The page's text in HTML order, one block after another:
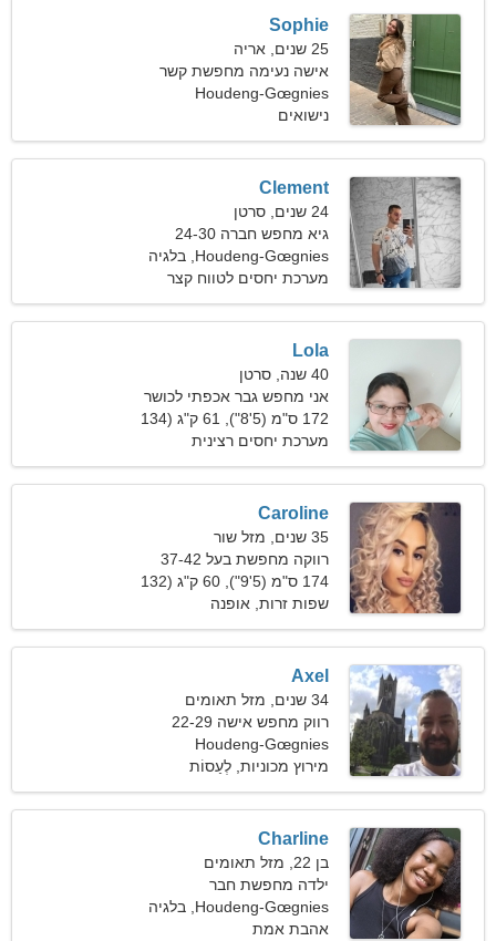
Sophie
25 שנים, אריה
אישה נעימה מחפשת קשר
רציני
Houdeng-Gœgnies
נישואים
Clement
24 שנים, סרטן
גיא מחפש חברה 24-30
Houdeng-Gœgnies, בלגיה
מערכת יחסים לטווח קצר
Lola
40 שנה, סרטן
אני מחפש גבר אכפתי לכושר
172 ס"מ (5'8"), 61 ק"ג (134
פאונד)
מערכת יחסים רצינית
Caroline
35 שנים, מזל שור
רווקה מחפשת בעל 37-42
174 ס"מ (5'9"), 60 ק"ג (132
פאונד)
שפות זרות, אופנה
Axel
34 שנים, מזל תאומים
רווק מחפש אישה 22-29
Houdeng-Gœgnies
מירוץ מכוניות, לְעַסוֹת
Charline
בן 22, מזל תאומים
ילדה מחפשת חבר
Houdeng-Gœgnies, בלגיה
אהבת אמת